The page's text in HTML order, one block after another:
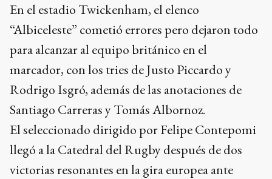
En el estadio Twickenham, el elenco
“Albiceleste” cometió errores pero dejaron todo
para alcanzar al equipo británico en el
marcador, con los tries de Justo Piccardo y
Rodrigo Isgró, además de las anotaciones de
Santiago Carreras y Tomás Albornoz.
El seleccionado dirigido por Felipe Contepomi
llegó a la Catedral del Rugby después de dos
victorias resonantes en la gira europea ante